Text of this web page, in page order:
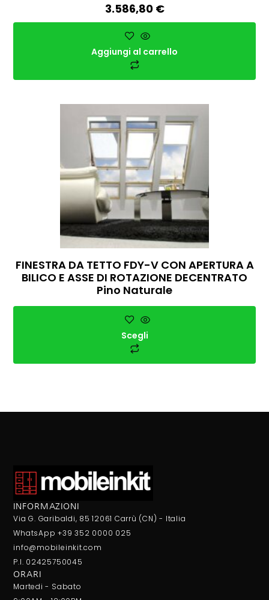
3.586,80 €
Aggiungi al carrello
FINESTRA DA TETTO FDY-V CON APERTURA A
BILICO E ASSE DI ROTAZIONE DECENTRATO
Pino Naturale
Scegli
INFORMAZIONI
Via G. Garibaldi, 85 12061 Carrù (CN) - Italia
WhatsApp +39 352 0000 025
info@mobileinkit.com
P.I. 02425750045
ORARI
Martedi - Sabato